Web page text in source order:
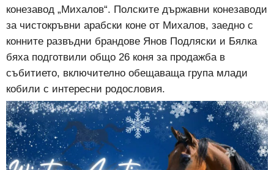
конезавод „Михалов“. Полските държавни конезаводи
за чистокръвни арабски коне от Михалов, заедно с
конните развъдни брандове Янов Подляски и Бялка
бяха подготвили общо 26 коня за продажба в
събитието, включително обещаваща група млади
кобили с интересни родословия.